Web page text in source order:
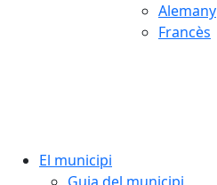
Alemany
Francès
El municipi